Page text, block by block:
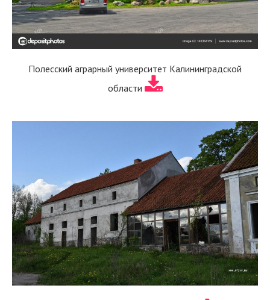
Полесский аграрный университет Калининградской
области